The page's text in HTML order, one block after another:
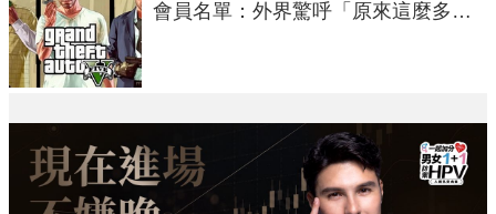
會員名單：外界驚呼「原來這麼多人